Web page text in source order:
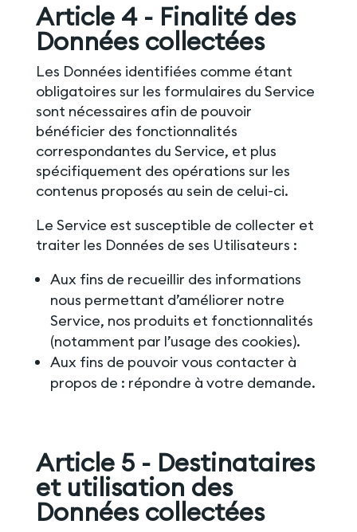
Article 4 - Finalité des
Données collectées
Les Données identifiées comme étant
obligatoires sur les formulaires du Service
sont nécessaires afin de pouvoir
bénéficier des fonctionnalités
correspondantes du Service, et plus
spécifiquement des opérations sur les
contenus proposés au sein de celui-ci.
Le Service est susceptible de collecter et
traiter les Données de ses Utilisateurs :
Aux fins de recueillir des informations
nous permettant d’améliorer notre
Service, nos produits et fonctionnalités
(notamment par l’usage des cookies).
Aux fins de pouvoir vous contacter à
propos de : répondre à votre demande.
Article 5 - Destinataires
et utilisation des
Données collectées